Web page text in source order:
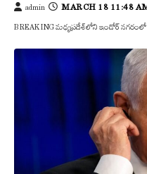
admin MARCH 18 11:48
BREAKING మధ్యప్రదేశ్‌లోని ఇండోర్